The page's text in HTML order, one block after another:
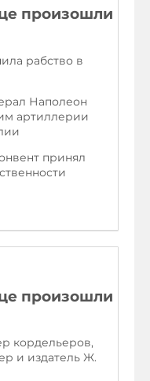
произошли
рабство в
Наполеон
артиллерии
принял
произошли
кордельеров,
и издатель Ж.